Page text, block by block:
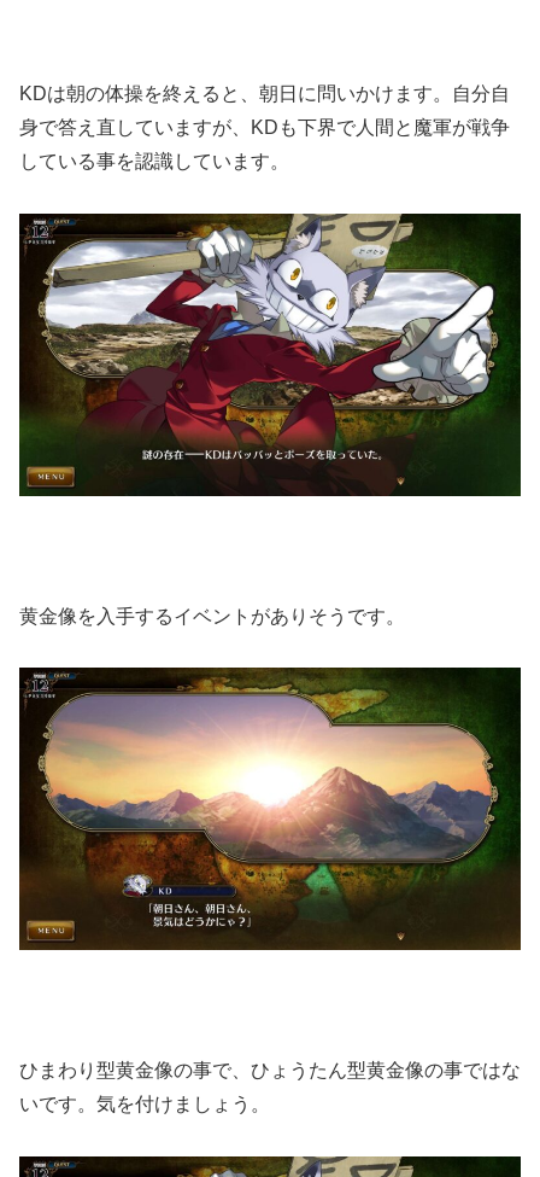
KDは朝の体操を終えると、朝日に問いかけます。自分自
身で答え直していますが、KDも下界で人間と魔軍が戦争
している事を認識しています。
黄金像を入手するイベントがありそうです。
ひまわり型黄金像の事で、ひょうたん型黄金像の事ではな
いです。気を付けましょう。